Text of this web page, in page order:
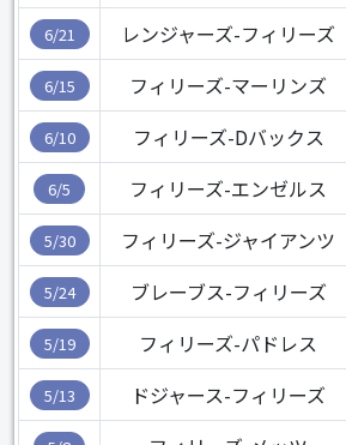
6/21 レンジャーズ-フィリーズ
6/15 フィリーズ-マーリンズ
6/10 フィリーズ-Dバックス
6/5 フィリーズ-エンゼルス
5/30 フィリーズ-ジャイアンツ
5/24 ブレーブス-フィリーズ
5/19 フィリーズ-パドレス
5/13 ドジャース-フィリーズ